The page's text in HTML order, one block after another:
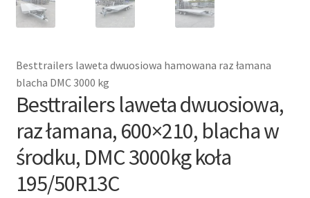
Besttrailers laweta dwuosiowa hamowana raz łamana
blacha DMC 3000 kg
Besttrailers laweta dwuosiowa,
raz łamana, 600×210, blacha w
środku, DMC 3000kg koła
195/50R13C